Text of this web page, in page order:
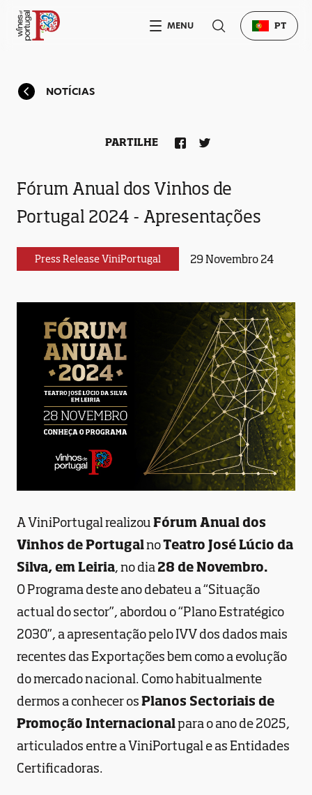
NOTÍCIAS
Fórum Anual dos Vinhos de
Portugal 2024 - Apresentações
Press Release ViniPortugal 29 Novembro 24
PARTILHE
A ViniPortugal realizouFórum Anual dos
Vinhos de PortugalnoTeatro José Lúcio da
Silva, em Leiria, no dia28 de Novembro.
O Programa deste ano debateu a “Situação
actual do sector”, abordou o “Plano Estratégico
2030”, a apresentação pelo IVV dos dados mais
recentes das Exportações bem como a evolução
do mercado nacional. Como habitualmente
dermos a conhecer osPlanos Sectoriais de
Promoção Internacionalpara o ano de 2025,
articulados entre a ViniPortugal e as Entidades
Certificadoras.
MENU PT